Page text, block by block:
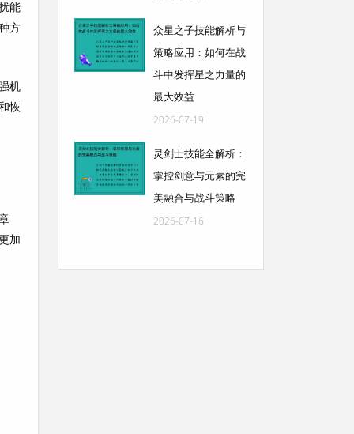
能
方
机
恢
加
众星之子技能解析与
策略应用：如何在战
斗中发挥星之力量的
最大效益
2026-07-19
灵剑士技能全解析：
掌控剑意与元素的完
美融合与战斗策略
2026-07-16